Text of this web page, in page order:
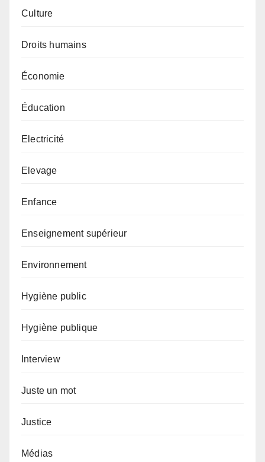
Culture
Droits humains
Économie
Éducation
Electricité
Elevage
Enfance
Enseignement supérieur
Environnement
Hygiène public
Hygiène publique
Interview
Juste un mot
Justice
Médias